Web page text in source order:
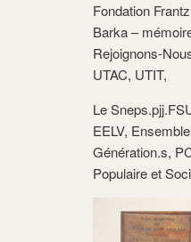
Fondation
Barka –
Rejoignons-
UTAC, UTIT,
Le
EELV,
Génération.s,
Populaire et